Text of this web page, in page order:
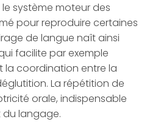
système moteur des
pour reproduire certaines
de langue naît ainsi
facilite par exemple
la coordination entre la
La répétition de
orale, indispensable
langage.